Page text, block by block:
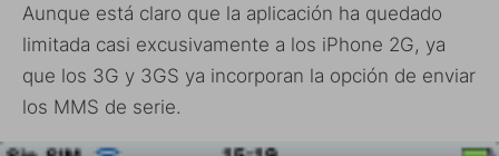
Aunque está claro que la aplicación ha quedado
limitada casi excusivamente a los iPhone 2G, ya
que los 3G y 3GS ya incorporan la opción de enviar
los MMS de serie.